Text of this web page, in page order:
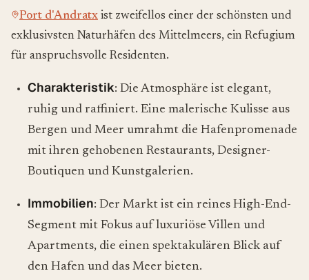
Port d'Andratx ist zweifellos einer der schönsten und
exklusivsten Naturhäfen des Mittelmeers, ein Refugium
für anspruchsvolle Residenten.
Charakteristik: Die Atmosphäre ist elegant,
ruhig und raffiniert. Eine malerische Kulisse aus
Bergen und Meer umrahmt die Hafenpromenade
mit ihren gehobenen Restaurants, Designer-
Boutiquen und Kunstgalerien.
Immobilien: Der Markt ist ein reines High-End-
Segment mit Fokus auf luxuriöse Villen und
Apartments, die einen spektakulären Blick auf
den Hafen und das Meer bieten.